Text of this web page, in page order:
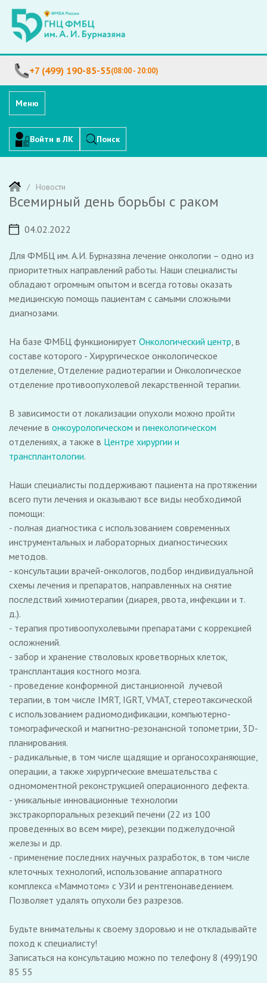
+7 (499) 190-85-55(08:00 - 20:00)
Меню
Войти в ЛК Поиск
Новости
Всемирный день борьбы с раком
04.02.2022
Для ФМБЦ им. А.И. Бурназяна лечение онкологии – одно из
приоритетных направлений работы. Наши специалисты
обладают огромным опытом и всегда готовы оказать
медицинскую помощь пациентам с самыми сложными
диагнозами.
На базе ФМБЦ функционирует Онкологический центр, в
составе которого - Хирургическое онкологическое
отделение, Отделение радиотерапии и Онкологическое
отделение противоопухолевой лекарственной терапии.
В зависимости от локализации опухоли можно пройти
лечение в​ онкоурологическом и гинекологическом
отделениях, а также в Центре хирургии и
трансплантологии.
Наши специалисты поддерживают пациента на протяжении
всего пути лечения и оказывают все виды необходимой
помощи:
- полная диагностика с использованием современных
инструментальных и лабораторных диагностических
методов.
- консультации врачей-онкологов, подбор индивидуальной
схемы лечения и препаратов, направленных на снятие
последствий химиотерапии (диарея, рвота, инфекции и т.
д.).
- терапия противоопухолевыми препаратами с коррекцией
осложнений.
- забор и хранение стволовых кроветворных клеток,
трансплантация костного мозга.
- проведение конформной дистанционной ​ лучевой
терапии, в том числе IMRT, IGRT, VMAT, стереотаксической
с использованием радиомодификации, компьютерно-
томографической и магнитно-резонансной топометрии, 3D-
планирования.
- радикальные, в том числе щадящие и органосохраняющие,
операции, а также хирургические вмешательства с
одномоментной реконструкцией операционного дефекта.
- уникальные инновационные технологии
экстракорпоральных резекций печени (22 из 100
проведенных во всем мире), резекции поджелудочной
железы и др.
- применение последних научных разработок, в том числе
клеточных технологий, использование аппаратного
комплекса «Маммотом» с УЗИ и рентгенонаведением.
Позволяет удалять опухоли без разрезов.
Будьте внимательны к своему здоровью и не откладывайте
поход к специалисту!
Записаться на консультацию можно по телефону 8 (499)190
85 55